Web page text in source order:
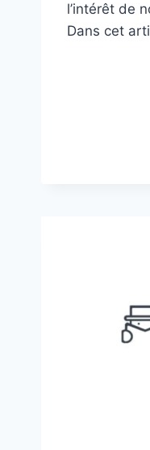
l’intérêt de
Dans cet